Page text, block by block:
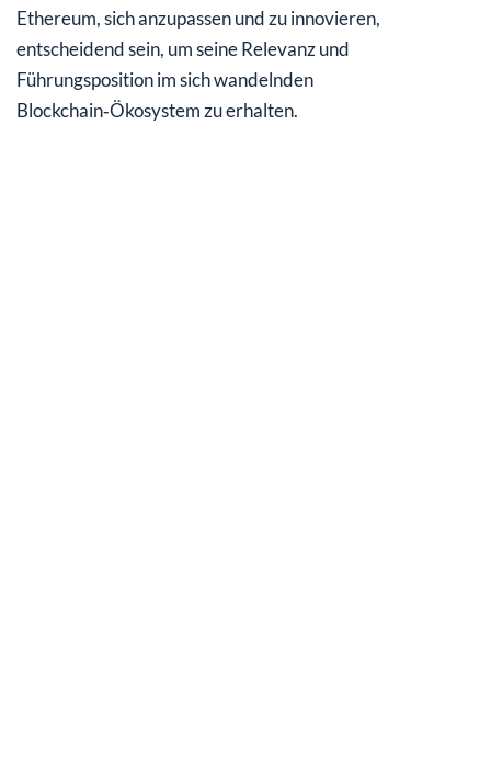
Ethereum, sich anzupassen und zu innovieren,
entscheidend sein, um seine Relevanz und
Führungsposition im sich wandelnden
Blockchain‑Ökosystem zu erhalten.